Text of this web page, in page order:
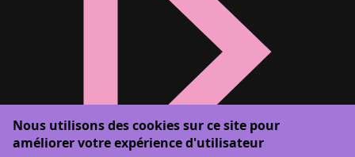
Nous utilisons des cookies sur ce site pour
améliorer votre expérience d'utilisateur